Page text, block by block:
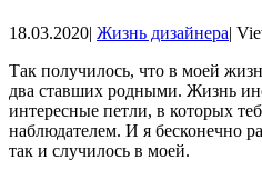
18.03.2020| Жизнь дизайнера|
Так получилось, что в моей
два ставших родными. Жизнь
интересные петли, в которых
наблюдателем. И я бесконечно
так и случилось в моей.